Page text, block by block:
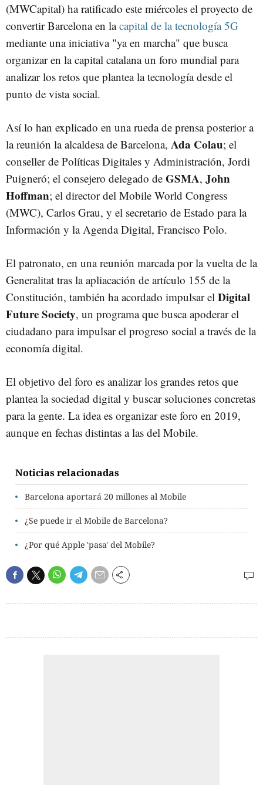
(MWCapital) ha ratificado este miércoles el proyecto de
convertir Barcelona en lacapital de la tecnología 5G
mediante una iniciativa "ya en marcha" que busca
organizar en la capital catalana un foro mundial para
analizar los retos que plantea la tecnología desde el
punto de vista social.
Así lo han explicado en una rueda de prensa posterior a
la reunión la alcaldesa de Barcelona, Ada Colau; el
conseller de Políticas Digitales y Administración, Jordi
Puigneró; el consejero delegado de GSMA, John
Hoffman; el director del Mobile World Congress
(MWC), Carlos Grau, y el secretario de Estado para la
Información y la Agenda Digital, Francisco Polo.
El patronato, en una reunión marcada por la vuelta de la
Generalitat tras la apliacación de artículo 155 de la
Constitución, también ha acordado impulsar el Digital
Future Society, un programa que busca apoderar el
ciudadano para impulsar el progreso social a través de la
economía digital.
El objetivo del foro es analizar los grandes retos que
plantea la sociedad digital y buscar soluciones concretas
para la gente. La idea es organizar este foro en 2019,
aunque en fechas distintas a las del Mobile.
Noticias relacionadas
Barcelona aportará 20 millones al Mobile
¿Se puede ir el Mobile de Barcelona?
¿Por qué Apple 'pasa' del Mobile?